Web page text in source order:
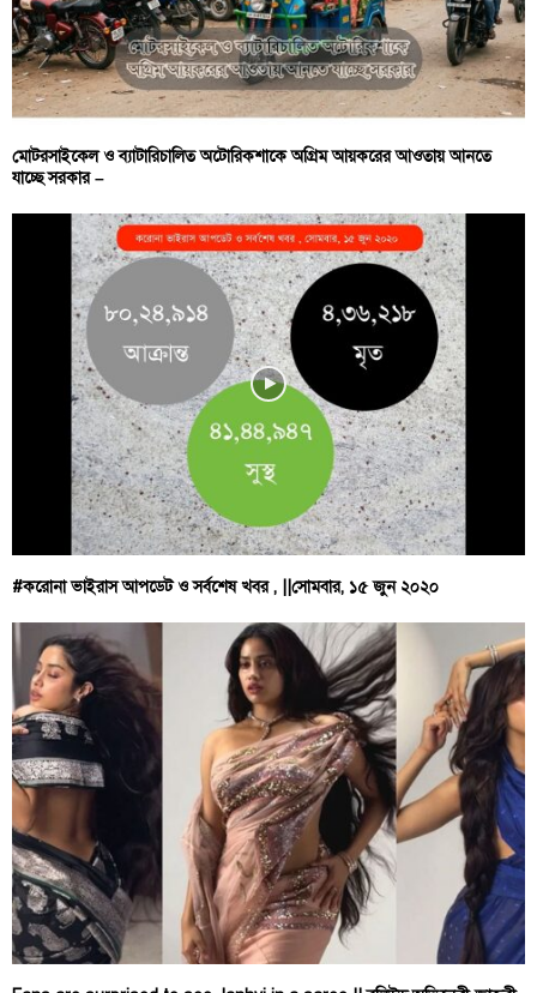
মোটরসাইকেল ও ব্যাটারিচালিত অটোরিকশাকে অগ্রিম আয়করের আওতায় আনতে
যাচ্ছে সরকার –
#করোনা ভাইরাস আপডেট ও সর্বশেষ খবর , ||সোমবার, ১৫ জুন ২০২০